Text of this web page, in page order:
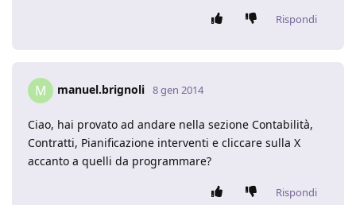
Rispondi
M manuel.brignoli 8 gen 2014
Ciao, hai provato ad andare nella sezione Contabilità,
Contratti, Pianificazione interventi e cliccare sulla X
accanto a quelli da programmare?
Rispondi